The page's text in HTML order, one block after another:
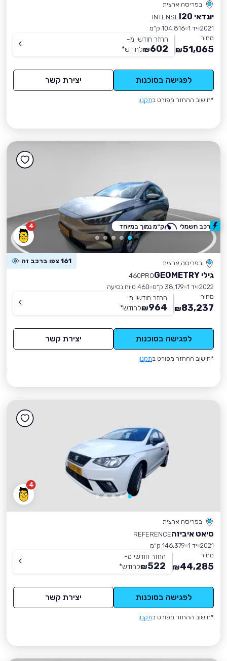
בפריסה ארצית
יונדאי I20
INTENSE
2021 יד 1
104,816 ק״מ
מחיר
51,065
₪
החזר חודשי מ-
602
₪לחודש*
לפגישה בסוכנות יצירת קשר
*חישוב ההחזר מפורט בתקנון
4
בפריסה ארצית 161 צפו ברכב זה
גילי GEOMETRY
460PRO
2022 יד 1 38,179 ק״מ
460 טווח נסיעה
מחיר
83,237
₪
החזר חודשי מ-
964
₪לחודש*
לפגישה בסוכנות יצירת קשר
*חישוב ההחזר מפורט בתקנון
רכב חשמלי ק״מ נמוך במיוחד
4
בפריסה ארצית
סיאט איביזהREFERENCE
2021 יד 1
146,379 ק״מ
מחיר
44,285
₪
החזר חודשי מ-
522
₪לחודש*
לפגישה בסוכנות יצירת קשר
*חישוב ההחזר מפורט בתקנון